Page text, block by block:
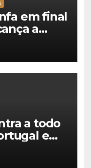
em final
a
na
a todo
e
UAE